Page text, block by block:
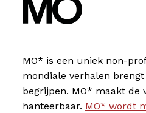
MO* is een uniek non-
mondiale verhalen
begrijpen. MO* maakt de
hanteerbaar. MO* wordt